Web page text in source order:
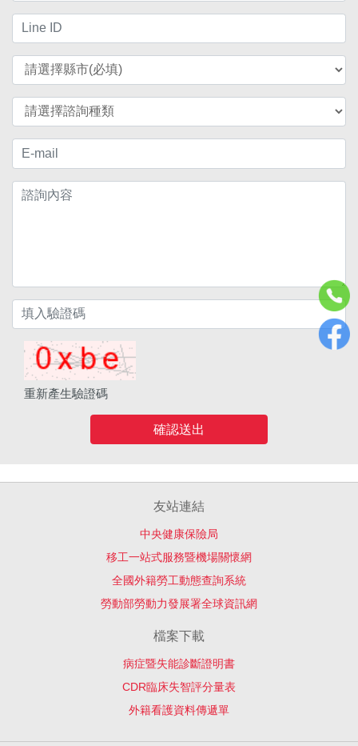
重新產生驗證碼
確認送出
友站連結
中央健康保險局
移工一站式服務暨機場關懷網
全國外籍勞工動態查詢系統
勞動部勞動力發展署全球資訊網
檔案下載
病症暨失能診斷證明書
CDR臨床失智評分量表
外籍看護資料傳遞單